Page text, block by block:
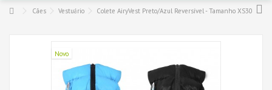
Cães Vestuário Colete AiryVest Preto/Azul Reversível - Tamanho XS30
Novo